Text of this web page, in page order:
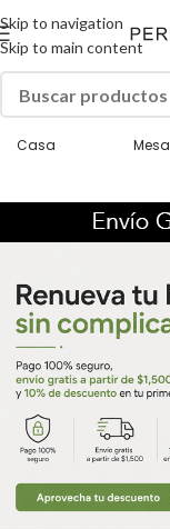
Skip to navigation
Skip to main content
Casa Mesa